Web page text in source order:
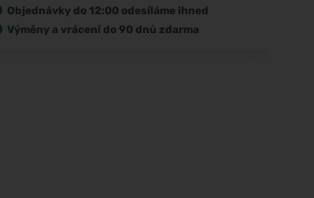
Objednávky do 12:00 odesíláme ihned
Výměny a vrácení do 90 dnů zdarma